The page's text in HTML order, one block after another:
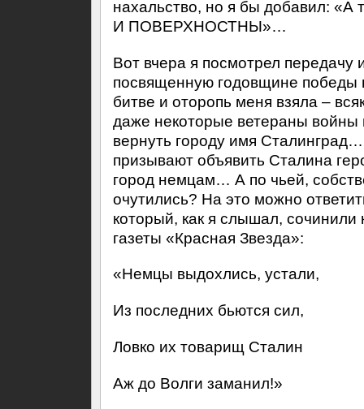
нахальство, но я бы добавил:
И ПОВЕРХНОСТНЫ»…
Вот вчера я посмотрел передачу
посвященную годовщине победы
битве и оторопь меня взяла –
даже некоторые ветераны войны
вернуть городу имя
призывают объявить Сталина
город немцам… А по чьей,
очутились? На это можно
который, как я слышал, сочинили
газеты «Красная Звезда»:
«Немцы выдохлись, устали,
Из последних бьются сил,
Ловко их товарищ Сталин
Аж до Волги заманил!»